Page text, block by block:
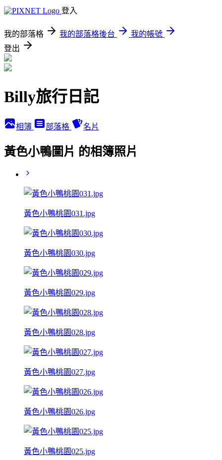
登入
我的部落格 我的部落格後台
我的帳號
登出
Billy旅行日記
相簿 部落格 名片
黃色小鴨圖片 的相簿照片
黃色小鴨桃園031.jpg
黃色小鴨桃園030.jpg
黃色小鴨桃園029.jpg
黃色小鴨桃園028.jpg
黃色小鴨桃園027.jpg
黃色小鴨桃園026.jpg
黃色小鴨桃園025.jpg